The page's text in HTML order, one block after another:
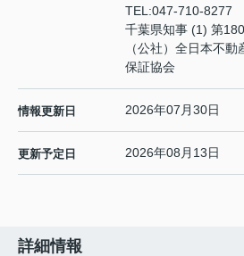
TEL:047-710-8277
千葉県知事 (1) 第
（公社）全日本不
保証協会
情報更新日 2026年07月30日
更新予定日 2026年08月13日
詳細情報